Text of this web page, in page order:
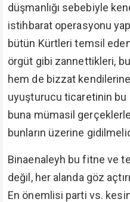
düşmanlığı sebebiyle
istihbarat operasyonu
bütün Kürtleri temsil
örgüt gibi zannettikleri,
hem de bizzat
uyuşturucu ticaretinin
buna mümasil
bunların üzerine
Binaenaleyh bu fitne ve
değil, her alanda göz
En önemlisi parti vs.